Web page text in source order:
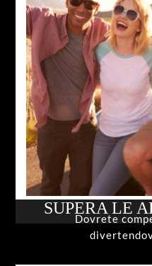
SUPERA LE
Dovrete